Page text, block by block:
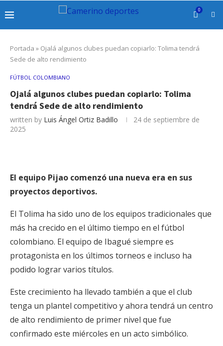
0
Portada » Ojalá algunos clubes puedan copiarlo: Tolima tendrá
Sede de alto rendimiento
FÚTBOL COLOMBIANO
Ojalá algunos clubes puedan copiarlo: Tolima
tendrá Sede de alto rendimiento
written by Luis Ángel Ortiz Badillo
24 de septiembre de
2025
El equipo Pijao comenzó una nueva era en sus
proyectos deportivos.
El Tolima ha sido uno de los equipos tradicionales que
más ha crecido en el último tiempo en el fútbol
colombiano. El equipo de Ibagué siempre es
protagonista en los últimos torneos e incluso ha
podido lograr varios títulos.
Este crecimiento ha llevado también a que el club
tenga un plantel competitivo y ahora tendrá un centro
de alto rendimiento de primer nivel que fue
confirmado este miércoles en un acto simbólico.